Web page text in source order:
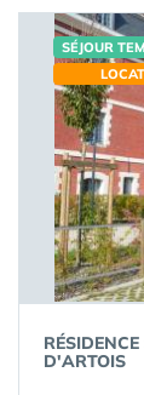
SÉJOUR
D'ARTOIS